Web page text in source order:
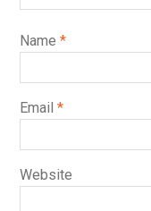
Name *
Email *
Website